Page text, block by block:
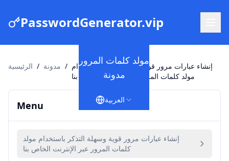
PasswordGenerator.vip
مولد كلمات المرور
مدونة
العربية
الرئيسية / مدونة / إنشاء عبارات مرور قوية وسهلة التذكر باستخدام
مولد كلمات المرور عبر الإنترنت الخاص بنا
Menu
إنشاء عبارات مرور قوية وسهلة التذكر باستخدام مولد
كلمات المرور عبر الإنترنت الخاص بنا